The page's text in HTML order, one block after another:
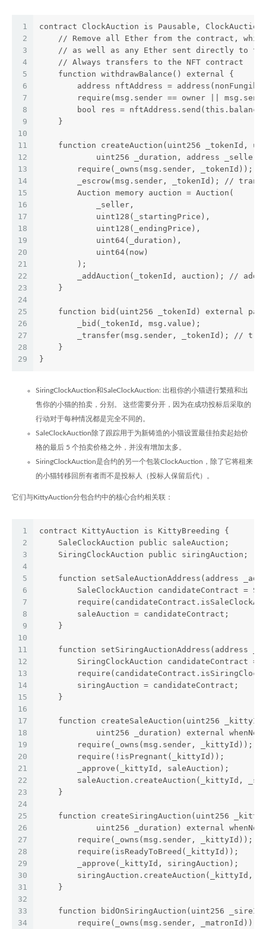
1
2
3
4
5
6
7
8
9
10
11
12
13
14
15
16
17
18
19
20
21
22
23
24
25
26
27
28
29
contract ClockAuction is Pausable,
// Remove all Ether from the contract,
// as well as any Ether sent directly to
    // Always transfers to the NFT contract
    function withdrawBalance() external {
address nftAddress =
require(msg.sender == owner ||
bool res =
    }
function createAuction(uint256 _tokenId,
uint256 _duration, address
        require(_owns(msg.sender, _tokenId));
_escrow(msg.sender, _tokenId); //
        Auction memory auction = Auction(
            _seller,
            uint128(_startingPrice),
            uint128(_endingPrice),
            uint64(_duration),
            uint64(now)
        );
_addAuction(_tokenId, auction); // add
    }
function bid(uint256 _tokenId) external
        _bid(_tokenId, msg.value);
_transfer(msg.sender, _tokenId); //
    }
}
SiringClockAuction和SaleClockAuction: 出租你的小猫进行繁殖和出
售你的小猫的拍卖，分别。 这些需要分开，因为在成功投标后采取的
行动对于每种情况都是完全不同的。
SaleClockAuction除了跟踪用于为新铸造的小猫设置最佳拍卖起始价
格的最后 5 个拍卖价格之外，并没有增加太多。
SiringClockAuction是合约的另一个包装ClockAuction，除了它将租来
的小猫转移回所有者而不是投标人（投标人保留后代）。
它们与KittyAuction分包合约中的核心合约相关联：
1
2
3
4
5
6
7
8
9
10
11
12
13
14
15
16
17
18
19
20
21
22
23
24
25
26
27
28
29
30
31
32
33
34
contract KittyAuction is KittyBreeding {
    SaleClockAuction public saleAuction;
    SiringClockAuction public siringAuction;
function setSaleAuctionAddress(address
SaleClockAuction candidateContract =
        saleAuction = candidateContract;
    }
function setSiringAuctionAddress(address
SiringClockAuction candidateContract =
        siringAuction = candidateContract;
    }
function createSaleAuction(uint256
uint256 _duration) external
        require(_owns(msg.sender, _kittyId));
        require(!isPregnant(_kittyId));
        _approve(_kittyId, saleAuction);
saleAuction.createAuction(_kittyId,
    }
function createSiringAuction(uint256
uint256 _duration) external
        require(_owns(msg.sender, _kittyId));
        require(isReadyToBreed(_kittyId));
        _approve(_kittyId, siringAuction);
siringAuction.createAuction(_kittyId,
    }
function bidOnSiringAuction(uint256
        require(_owns(msg.sender, _matronId));